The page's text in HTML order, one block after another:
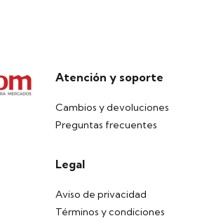
Atención y soporte
Cambios y devoluciones
Preguntas frecuentes
Legal
Aviso de privacidad
Términos y condiciones